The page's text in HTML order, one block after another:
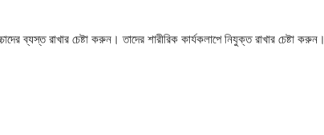
ব্যস্ত রাখার চেষ্টা করুন। তাদের শারীরিক কার্যকলাপে নিযুক্ত রাখার চেষ্টা করুন।